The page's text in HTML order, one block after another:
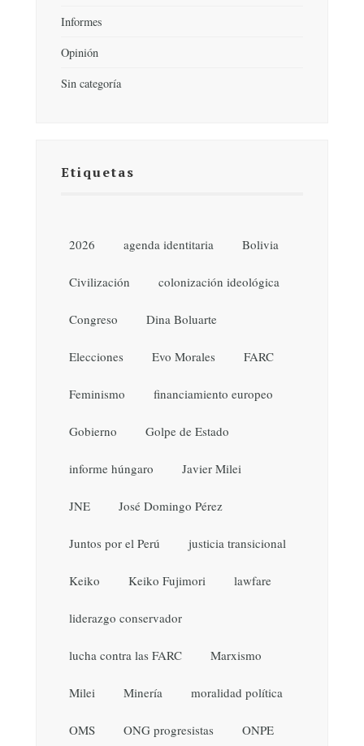
Informes
Opinión
Sin categoría
Etiquetas
2026 agenda identitaria Bolivia
Civilización colonización ideológica
Congreso Dina Boluarte
Elecciones Evo Morales FARC
Feminismo financiamiento europeo
Gobierno Golpe de Estado
informe húngaro Javier Milei
JNE José Domingo Pérez
Juntos por el Perú justicia transicional
Keiko Keiko Fujimori lawfare
liderazgo conservador
lucha contra las FARC Marxismo
Milei Minería moralidad política
OMS ONG progresistas ONPE